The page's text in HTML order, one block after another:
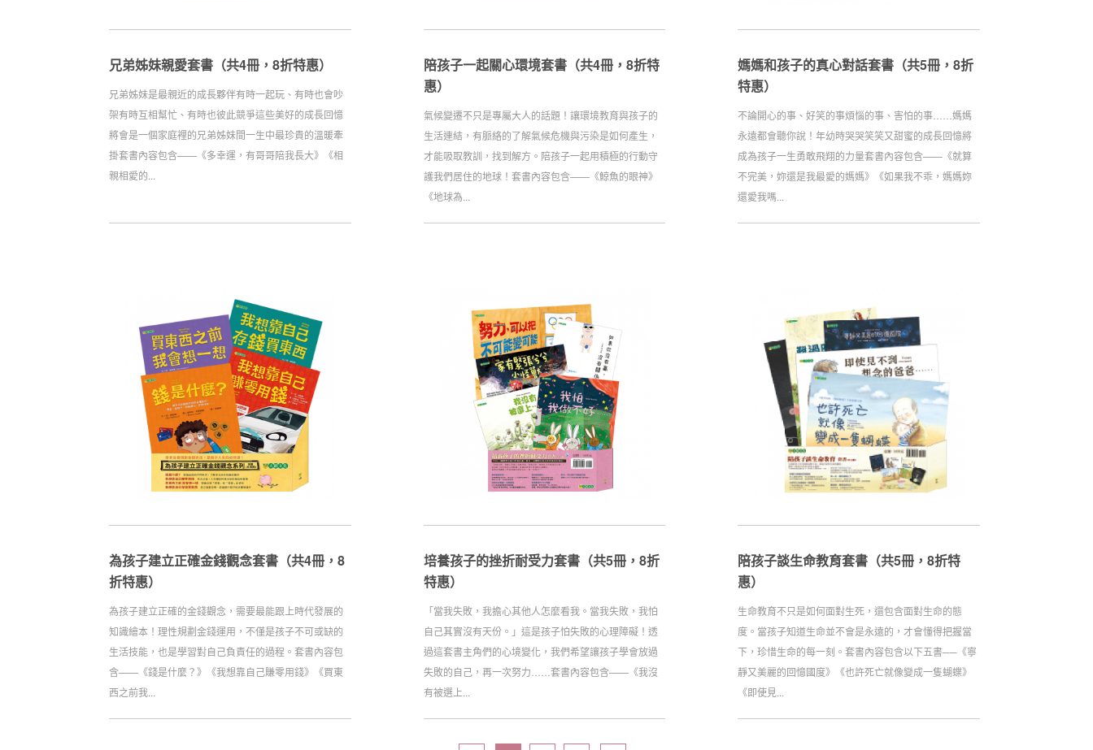
兄弟姊妹親愛套書（共4冊，8折特惠）
兄弟姊妹是最親近的成長夥伴有時一起玩、有時也會吵
架有時互相幫忙、有時也彼此競爭這些美好的成長回憶
將會是一個家庭裡的兄弟姊妹間一生中最珍貴的溫暖牽
掛套書內容包含——《多幸運，有哥哥陪我長大》《相
親相愛的...
陪孩子一起關心環境套書（共4冊，8折特
惠）
氣候變遷不只是專屬大人的話題！讓環境教育與孩子的
生活連結，有脈絡的了解氣候危機與污染是如何產生，
才能吸取教訓，找到解方。陪孩子一起用積極的行動守
護我們居住的地球！套書內容包含——《鯨魚的眼神》
《地球為...
媽媽和孩子的真心對話套書（共5冊，8折
特惠）
不論開心的事、好笑的事煩惱的事、害怕的事……媽媽
永遠都會聽你說！年幼時哭哭笑笑又甜蜜的成長回憶將
成為孩子一生勇敢飛翔的力量套書內容包含——《就算
不完美，妳還是我最愛的媽媽》《如果我不乖，媽媽妳
還愛我嗎...
為孩子建立正確金錢觀念套書（共4冊，8
折特惠）
為孩子建立正確的金錢觀念，需要最能跟上時代發展的
知識繪本！理性規劃金錢運用，不僅是孩子不可或缺的
生活技能，也是學習對自己負責任的過程。套書內容包
含——《錢是什麼？》《我想靠自己賺零用錢》《買東
西之前我...
培養孩子的挫折耐受力套書（共5冊，8折
特惠）
「當我失敗，我擔心其他人怎麼看我。當我失敗，我怕
自己其實沒有天份。」這是孩子怕失敗的心理障礙！透
過這套書主角們的心境變化，我們希望讓孩子學會放過
失敗的自己，再一次努力……套書內容包含——《我沒
有被選上...
陪孩子談生命教育套書（共5冊，8折特
惠）
生命教育不只是如何面對生死，還包含面對生命的態
度。當孩子知道生命並不會是永遠的，才會懂得把握當
下，珍惜生命的每一刻。套書內容包含以下五書──《寧
靜又美麗的回憶國度》《也許死亡就像變成一隻蝴蝶》
《即使見...